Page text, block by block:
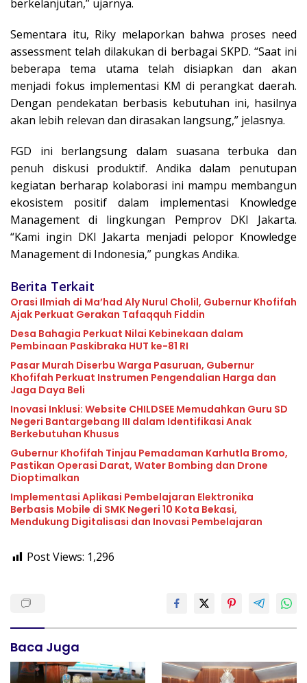
berkelanjutan,” ujarnya.
Sementara itu, Riky melaporkan bahwa proses need
assessment telah dilakukan di berbagai SKPD. “Saat ini
beberapa tema utama telah disiapkan dan akan
menjadi fokus implementasi KM di perangkat daerah.
Dengan pendekatan berbasis kebutuhan ini, hasilnya
akan lebih relevan dan dirasakan langsung,” jelasnya.
FGD ini berlangsung dalam suasana terbuka dan
penuh diskusi produktif. Andika dalam penutupan
kegiatan berharap kolaborasi ini mampu membangun
ekosistem positif dalam implementasi Knowledge
Management di lingkungan Pemprov DKI Jakarta.
“Kami ingin DKI Jakarta menjadi pelopor Knowledge
Management di Indonesia,” pungkas Andika.
Berita Terkait
Orasi Ilmiah di Ma’had Aly Nurul Cholil, Gubernur Khofifah
Ajak Perkuat Gerakan Tafaqquh Fiddin
Desa Bahagia Perkuat Nilai Kebinekaan dalam
Pembinaan Paskibraka HUT ke-81 RI
Pasar Murah Diserbu Warga Pasuruan, Gubernur
Khofifah Perkuat Instrumen Pengendalian Harga dan
Jaga Daya Beli
Inovasi Inklusi: Website CHILDSEE Memudahkan Guru SD
Negeri Bantargebang III dalam Identifikasi Anak
Berkebutuhan Khusus
Gubernur Khofifah Tinjau Pemadaman Karhutla Bromo,
Pastikan Operasi Darat, Water Bombing dan Drone
Dioptimalkan
Implementasi Aplikasi Pembelajaran Elektronika
Berbasis Mobile di SMK Negeri 10 Kota Bekasi,
Mendukung Digitalisasi dan Inovasi Pembelajaran
Post Views: 1,296
Baca Juga